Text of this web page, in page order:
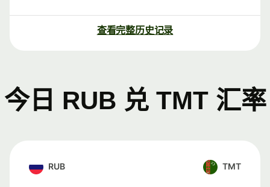
查看完整历史记录
今日 RUB 兑 TMT 汇率
RUB TMT